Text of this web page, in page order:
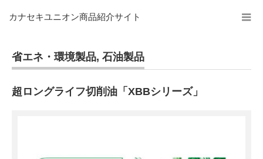
カナセキユニオン商品紹介サイト
省エネ・環境製品, 石油製品
超ロングライフ切削油「XBBシリーズ」